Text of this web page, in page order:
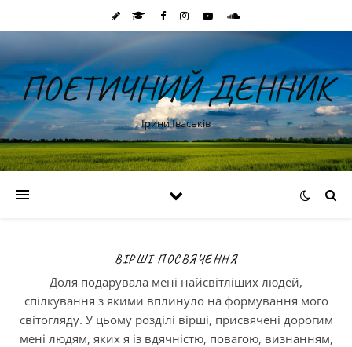
ПОЕТИЧНИЙ ДЕННИК
Ірини Іваськів
ВІРШІ ПОСВЯЧЕННЯ
Доля подарувала мені найсвітліших людей,
спілкування з якими вплинуло на формування мого
світогляду. У цьому розділі вірші, присвячені дорогим
мені людям, яких я із вдячністю, повагою, визнанням,